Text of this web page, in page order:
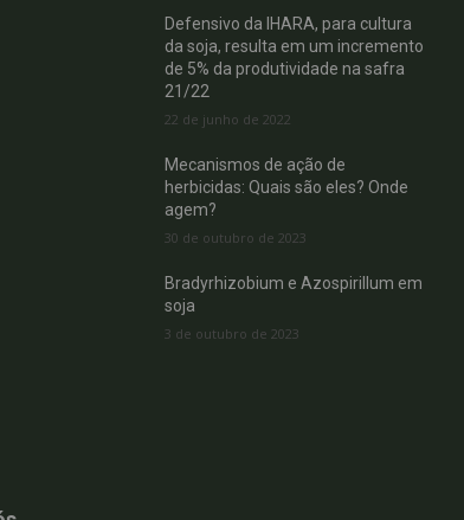
Defensivo da IHARA, para cultura
da soja, resulta em um incremento
de 5% da produtividade na safra
21/22
22 de junho de 2022
Mecanismos de ação de
herbicidas: Quais são eles? Onde
agem?
30 de outubro de 2023
Bradyrhizobium e Azospirillum em
soja
3 de outubro de 2023